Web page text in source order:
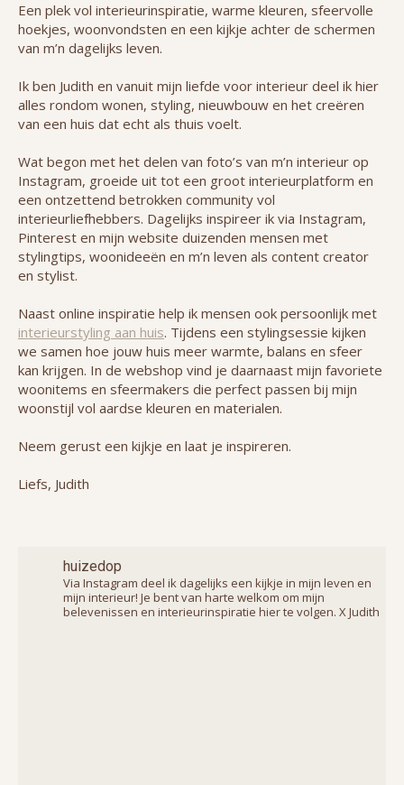
Een plek vol interieurinspiratie, warme kleuren, sfeervolle
hoekjes, woonvondsten en een kijkje achter de schermen
van m’n dagelijks leven.
Ik ben Judith en vanuit mijn liefde voor interieur deel ik hier
alles rondom wonen, styling, nieuwbouw en het creëren
van een huis dat echt als thuis voelt.
Wat begon met het delen van foto’s van m’n interieur op
Instagram, groeide uit tot een groot interieurplatform en
een ontzettend betrokken community vol
interieurliefhebbers. Dagelijks inspireer ik via Instagram,
Pinterest en mijn website duizenden mensen met
stylingtips, woonideeën en m’n leven als content creator
en stylist.
Naast online inspiratie help ik mensen ook persoonlijk met
interieurstyling aan huis. Tijdens een stylingsessie kijken
we samen hoe jouw huis meer warmte, balans en sfeer
kan krijgen. In de webshop vind je daarnaast mijn favoriete
woonitems en sfeermakers die perfect passen bij mijn
woonstijl vol aardse kleuren en materialen.
Neem gerust een kijkje en laat je inspireren.
Liefs, Judith
huizedop
Via Instagram deel ik dagelijks een kijkje in mijn leven en
mijn interieur! Je bent van harte welkom om mijn
belevenissen en interieurinspiratie hier te volgen. X Judith